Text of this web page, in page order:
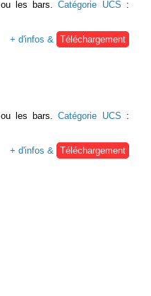
ou les bars.Catégorie UCS :
+ d'infos & Téléchargement
ou les bars.Catégorie UCS :
+ d'infos & Téléchargement